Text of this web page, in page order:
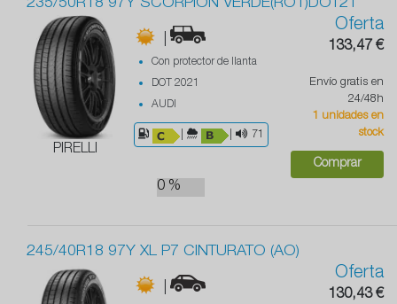
235/50R18 97Y SCORPION VERDE(RO1)DOT21
PIRELLI
|
Con protector de llanta
DOT 2021
AUDI
71
0 %
Oferta
133,47 €
Envío gratis en
24/48h
1 unidades en
stock
Comprar
245/40R18 97Y XL P7 CINTURATO (AO)
|
Oferta
130,43 €